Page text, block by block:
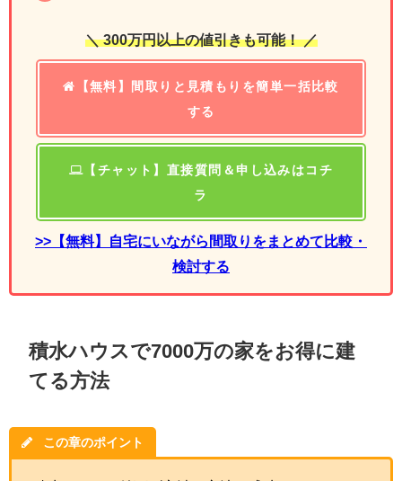
＼ 300万円以上の値引きも可能！ ／
【無料】間取りと見積もりを簡単一括比較
する
【チャット】直接質問＆申し込みはコチ
ラ
>>【無料】自宅にいながら間取りをまとめて比較・
検討する
積水ハウスで7000万の家をお得に建
てる方法
この章のポイント